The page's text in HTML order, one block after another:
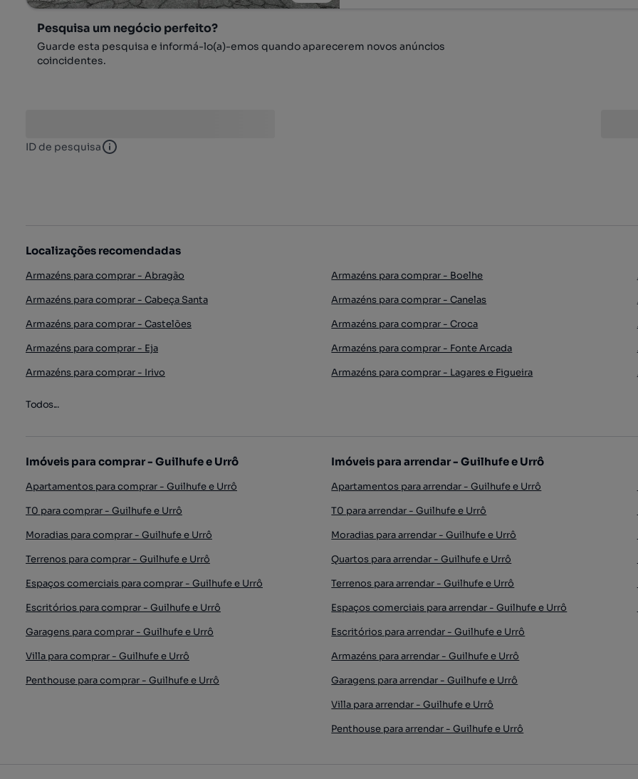
Pesquisa um negócio perfeito?
Guarde esta pesquisa e informá-lo(a)-emos quando aparecerem novos anúncios
coincidentes.
ID de pesquisa ID de pesquisa
Localizações recomendadas
Armazéns para comprar - Abragão Armazéns para comprar - Boelhe
Armazéns para comprar - Cabeça Santa
Armazéns para comprar - Canelas
Armazéns para comprar - Castelões
Armazéns para comprar - Croca
Armazéns para comprar - Eja
Armazéns para comprar - Fonte Arcada
Armazéns para comprar - Irivo
Armazéns para comprar - Lagares e Figueira
Todos...
Imóveis para comprar - Guilhufe e Urrô
Apartamentos para comprar - Guilhufe e Urrô
T0 para comprar - Guilhufe e Urrô
Moradias para comprar - Guilhufe e Urrô
Terrenos para comprar - Guilhufe e Urrô
Espaços comerciais para comprar - Guilhufe e Urrô
Escritórios para comprar - Guilhufe e Urrô
Garagens para comprar - Guilhufe e Urrô
Villa para comprar - Guilhufe e Urrô
Penthouse para comprar - Guilhufe e Urrô
Imóveis para arrendar - Guilhufe e Urrô
Apartamentos para arrendar - Guilhufe e Urrô
T0 para arrendar - Guilhufe e Urrô
Moradias para arrendar - Guilhufe e Urrô
Quartos para arrendar - Guilhufe e Urrô
Terrenos para arrendar - Guilhufe e Urrô
Espaços comerciais para arrendar - Guilhufe e Urrô
Escritórios para arrendar - Guilhufe e Urrô
Armazéns para arrendar - Guilhufe e Urrô
Garagens para arrendar - Guilhufe e Urrô
Villa para arrendar - Guilhufe e Urrô
Penthouse para arrendar - Guilhufe e Urrô